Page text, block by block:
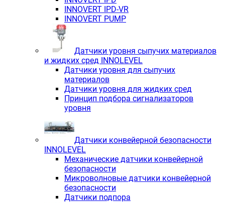
INNOVERT IРD-VR
INNOVERT PUMP
Датчики уровня сыпучих материалов
и жидких сред INNOLEVEL
Датчики уровня для сыпучих
материалов
Датчики уровня для жидких сред
Принцип подбора сигнализаторов
уровня
Датчики конвейерной безопасности
INNOLEVEL
Механические датчики конвейерной
безопасности
Микроволновые датчики конвейерной
безопасности
Датчики подпора